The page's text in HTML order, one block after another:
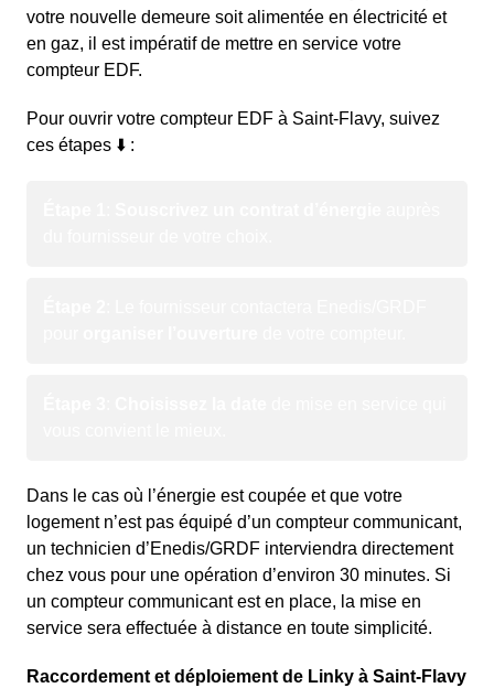
votre nouvelle demeure soit alimentée en électricité et
en gaz, il est impératif de mettre en service votre
compteur EDF.
Pour ouvrir votre compteur EDF à Saint-Flavy, suivez
ces étapes ⬇️ :
Dans le cas où l’énergie est coupée et que votre
logement n’est pas équipé d’un compteur communicant,
un technicien d’Enedis/GRDF interviendra directement
chez vous pour une opération d’environ 30 minutes. Si
un compteur communicant est en place, la mise en
service sera effectuée à distance en toute simplicité.
Raccordement et déploiement de Linky à Saint-Flavy